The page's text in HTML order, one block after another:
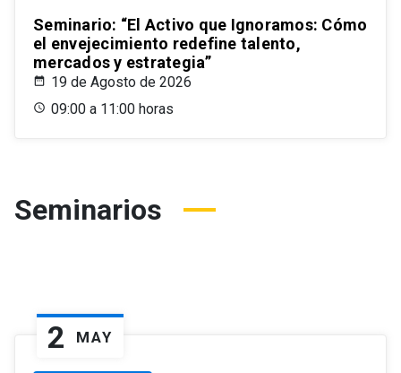
Seminario: “El Activo que Ignoramos: Cómo
el envejecimiento redefine talento,
mercados y estrategia”
19 de Agosto de 2026
09:00 a 11:00 horas
Seminarios
2 MAY